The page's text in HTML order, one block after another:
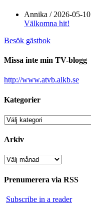
Annika / 2026-05-10
Välkomna hit!
Besök gästbok
Missa inte min TV-blogg
http://www.atvb.alkb.se
Kategorier
Kategorier
Arkiv
Arkiv
Prenumerera via RSS
Subscribe in a reader